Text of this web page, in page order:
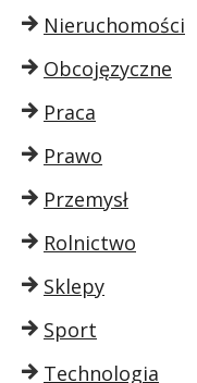
Nieruchomości
Obcojęzyczne
Praca
Prawo
Przemysł
Rolnictwo
Sklepy
Sport
Technologia